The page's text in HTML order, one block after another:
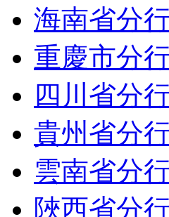
海南省分
重慶市分
四川省分
貴州省分
雲南省分
陜西省分